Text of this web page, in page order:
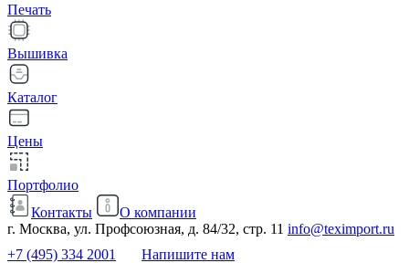
Печать
Вышивка
Каталог
Цены
Портфолио
Контакты
О компании
г. Москва, ул. Профсоюзная, д. 84/32, стр. 11 info@teximport.ru
+7 (495) 334 2001
Напишите нам